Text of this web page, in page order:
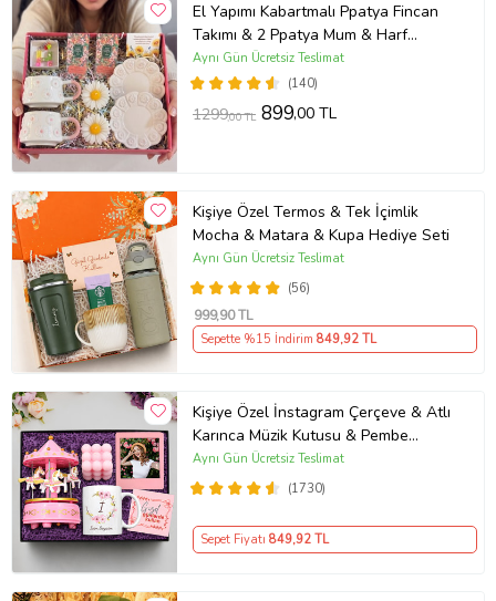
El Yapımı Kabartmalı Ppatya Fincan
Takımı & 2 Ppatya Mum & Harf
Anahtarlık & Kokulu Mendil Hediye
Seti-
(140)
Aynı Gün Ücretsiz Teslimat
1299,00 TL 899,00 TL
Kişiye Özel Termos & Tek İçimlik
Mocha & Matara & Kupa Hediye Seti
(56)
Aynı Gün Ücretsiz Teslimat
999,90 TL
Sepette %15 İndirim 849,92 TL
Kişiye Özel İnstagram Çerçeve & Atlı
Karınca Müzik Kutusu & Pembe
Bubble Mum & Kupa Hediye Seti
(1730)
Aynı Gün Ücretsiz Teslimat
Sepet Fiyatı 849,92 TL